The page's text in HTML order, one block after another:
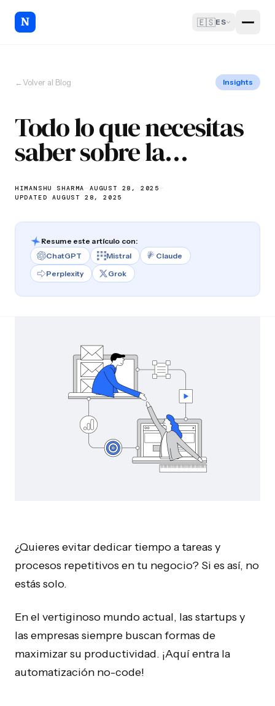
🇪🇸ES
←Volver al Blog Insights
Todo lo que necesitas
saber sobre la
automatización sin
código
HIMANSHU SHARMA—AUGUST 28, 2025—
UPDATED AUGUST 28, 2025
Resume este artículo con:
ChatGPT
Mistral
Claude
Perplexity
Grok
¿Quieres evitar dedicar tiempo a tareas y
procesos repetitivos en tu negocio? Si es así, no
estás solo.
En el vertiginoso mundo actual, las startups y
las empresas siempre buscan formas de
maximizar su productividad. ¡Aquí entra la
automatización no-code!